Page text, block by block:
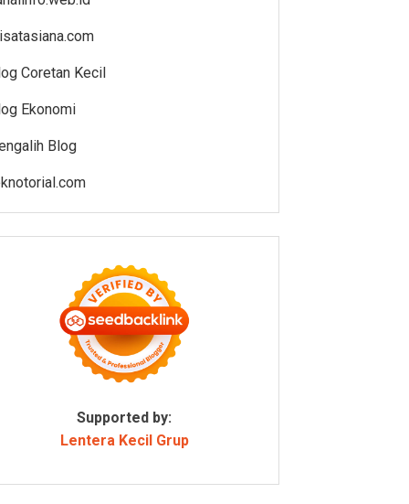
Coretan Kecil
Ekonomi
Blog
Supported by:
Lentera Kecil Grup